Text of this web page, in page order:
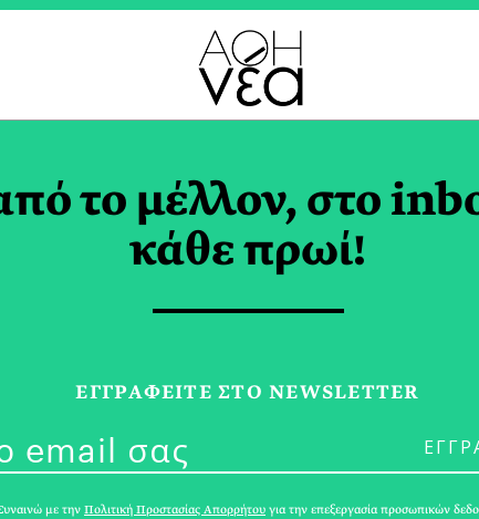
ΣΥΛΛΟΓΟΣ
Φεστιβάλ
Μάρκελλος
στην
το μέλλον, στο
κάθε πρωί!
ΕΓΓPΑΦΕΙΤΕ ΣΤΟ NEWSLETTER
με την Πολιτική Προστασίας Απορρήτου για την επεξεργασία προσωπικών